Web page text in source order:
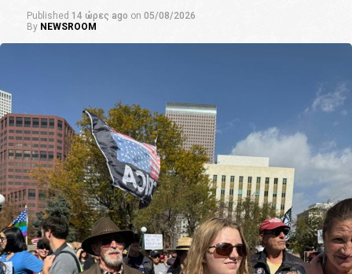
Published 14 ώρες ago on 05/08/2026
By NEWSROOM